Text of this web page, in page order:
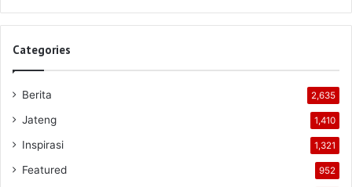
Categories
Berita 2,635
Jateng 1,410
Inspirasi 1,321
Featured 952